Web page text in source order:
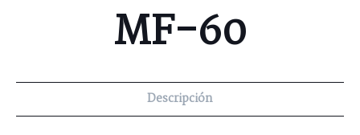
MF-60
Descripción